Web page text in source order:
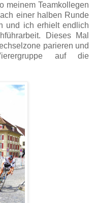
meinem Teamkollegen
einer halben Runde
und ich erhielt endlich
Dieses Mal
parieren und
auf die